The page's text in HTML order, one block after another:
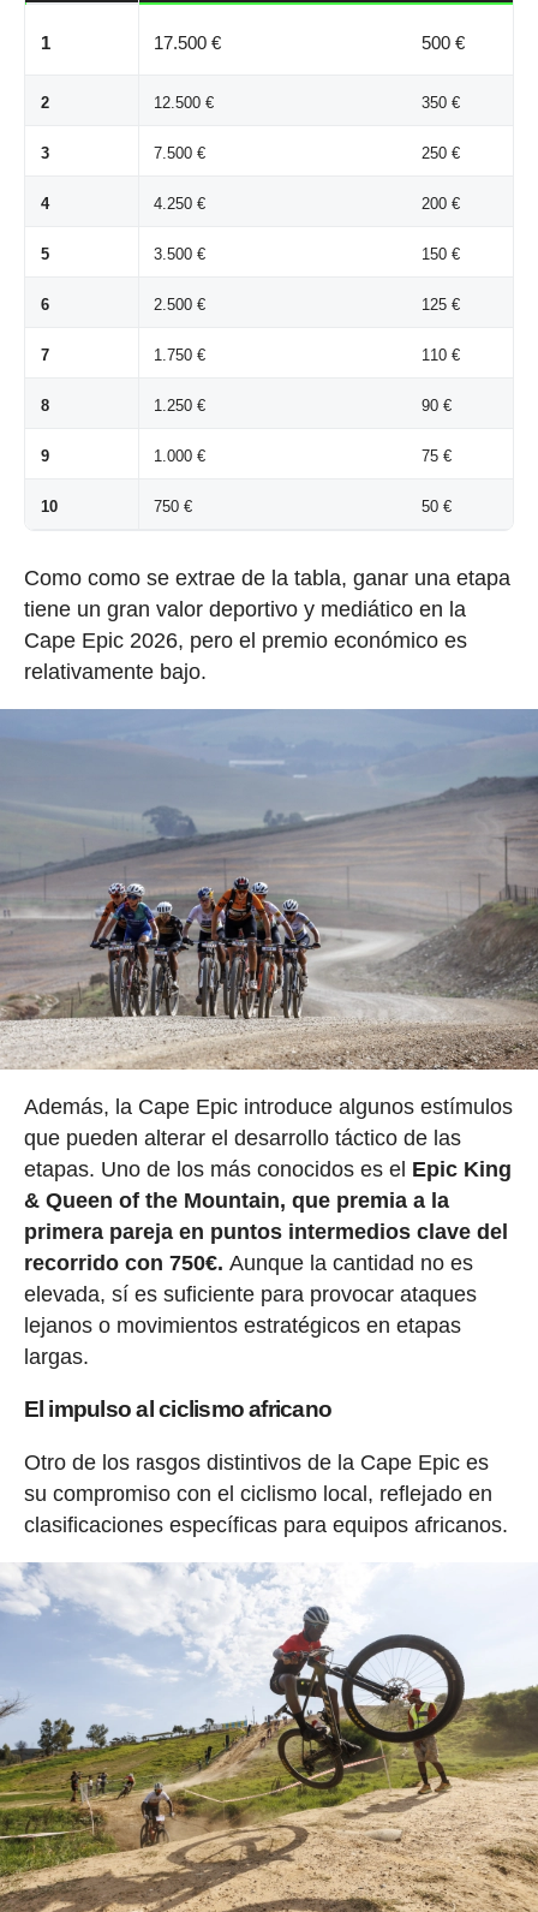
1 17.500 € 500 €
2 12.500 € 350 €
3 7.500 € 250 €
4 4.250 € 200 €
5 3.500 € 150 €
6 2.500 € 125 €
7 1.750 € 110 €
8 1.250 € 90 €
9 1.000 € 75 €
10 750 € 50 €
Como como se extrae de la tabla, ganar una etapa
tiene un gran valor deportivo y mediático en la
Cape Epic 2026, pero el premio económico es
relativamente bajo.
Además, la Cape Epic introduce algunos estímulos
que pueden alterar el desarrollo táctico de las
etapas. Uno de los más conocidos es el Epic King
& Queen of the Mountain, que premia a la
primera pareja en puntos intermedios clave del
recorrido con 750€. Aunque la cantidad no es
elevada, sí es suficiente para provocar ataques
lejanos o movimientos estratégicos en etapas
largas.
El impulso al ciclismo africano
Otro de los rasgos distintivos de la Cape Epic es
su compromiso con el ciclismo local, reflejado en
clasificaciones específicas para equipos africanos.